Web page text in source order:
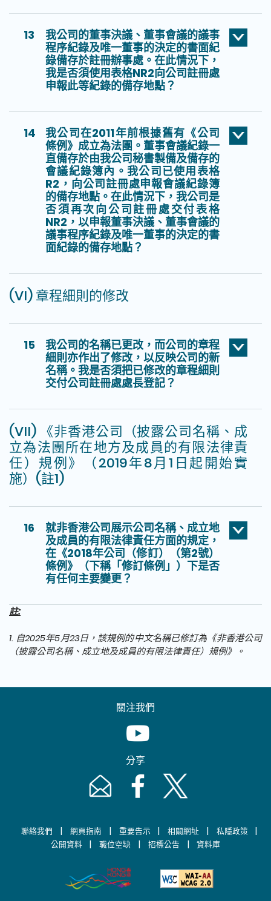
13
我公司的董事決議、董事會議的議事
程序紀錄及唯一董事的決定的書面紀
錄備存於註冊辦事處。在此情況下，
我是否須使用表格NR2向公司註冊處
申報此等紀錄的備存地點？
14
我公司在2011年前根據舊有《公司
條例》成立為法團。董事會議紀錄一
直備存於由我公司秘書製備及備存的
會議紀錄簿內。我公司已使用表格
R2，向公司註冊處申報會議紀錄簿
的備存地點。在此情況下，我公司是
否須再次向公司註冊處交付表格
NR2，以申報董事決議、董事會議的
議事程序紀錄及唯一董事的決定的書
面紀錄的備存地點？
(VI) 章程細則的修改
15
我公司的名稱已更改，而公司的章程
細則亦作出了修改，以反映公司的新
名稱。我是否須把已修改的章程細則
交付公司註冊處處長登記？
(VII) 《非香港公司（披露公司名稱、成
立為法團所在地方及成員的有限法律責
任）規例》（2019年8月1日起開始實
施）(註1)
16
就非香港公司展示公司名稱、成立地
及成員的有限法律責任方面的規定，
在《2018年公司（修訂）（第2號）
條例》（下稱「修訂條例」）下是否
有任何主要變更？
註:
1. 自2025年5月23日，該規例的中文名稱已修訂為《非香港公司
（披露公司名稱、成立地及成員的有限法律責任）規例》。
關注我們
Youtube [This link will pop up in
分享
Email [This link will pop up in a new
Facebook [This link will pop up
Twitter [This link will
聯絡我們 | 網頁指南 | 重要告示 | 相關網址 | 私隱政策 |
公開資料 | 職位空缺 | 招標公告 | 資料庫